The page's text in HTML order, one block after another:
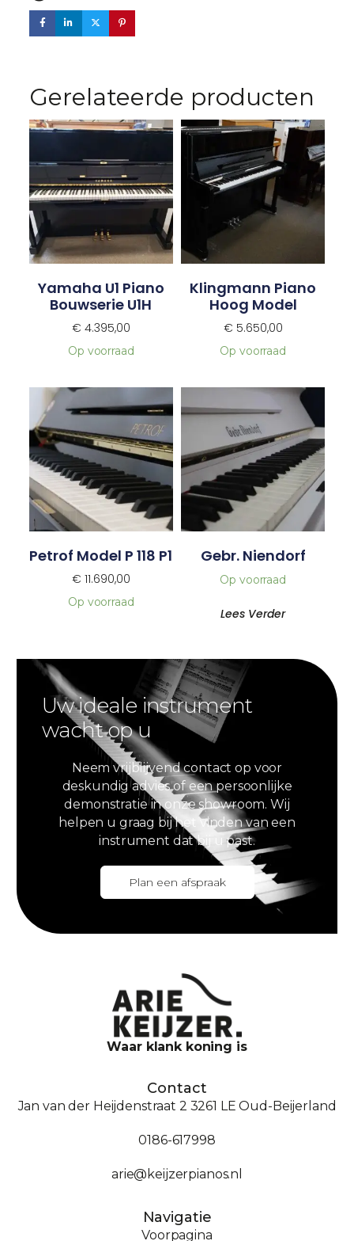
Gerelateerde producten
Yamaha U1 Piano
Bouwserie U1H
€ 4.395,00
Op voorraad
Klingmann Piano
Hoog Model
€ 5.650,00
Op voorraad
Petrof Model P 118 P1
€ 11.690,00
Op voorraad
Gebr. Niendorf
Op voorraad
Lees Verder
Uw ideale instrument
wacht op u
Neem vrijblijvend contact op voor
deskundig advies of een persoonlijke
demonstratie in onze showroom. Wij
helpen u graag bij het vinden van een
instrument dat bij u past.
Plan een afspraak
Waar klank koning is
Contact
Jan van der Heijdenstraat 2 3261 LE Oud-Beijerland
0186-617998
arie@keijzerpianos.nl
Navigatie
Voorpagina